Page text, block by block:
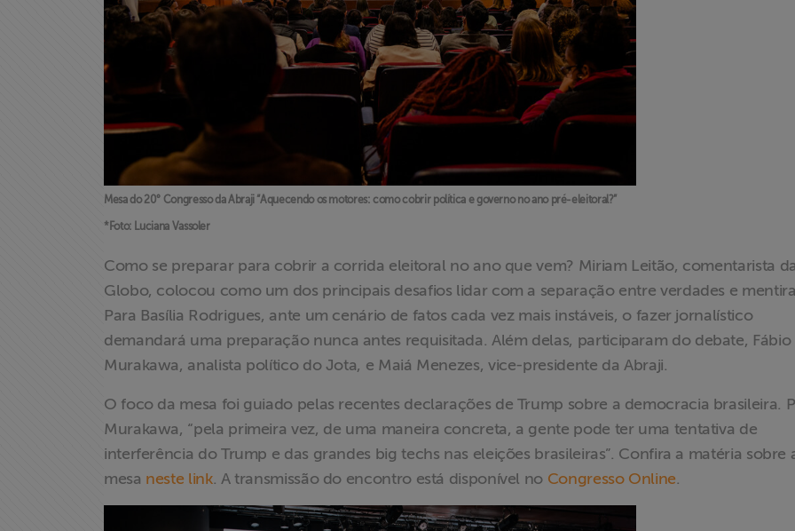
Documentários
>> Conteúdo
exclusivo para
Assine a nossa
Fale Conosco
Mesa do 20° Congresso da Abraji “Aquecendo os motores: como cobrir política e governo no ano pré-eleitoral?”
*Foto: Luciana Vassoler
Como se preparar para cobrir a corrida eleitoral no ano que vem? Miriam Leitão, comentarista
Globo, colocou como um dos principais desafios lidar com a separação entre verdades e
Para Basília Rodrigues, ante um cenário de fatos cada vez mais instáveis, o fazer jornalístico
demandará uma preparação nunca antes requisitada. Além delas, participaram do debate, Fábio
Murakawa, analista político do Jota, e Maiá Menezes, vice-presidente da Abraji.
O foco da mesa foi guiado pelas recentes declarações de Trump sobre a democracia brasileira.
Murakawa, “pela primeira vez, de uma maneira concreta, a gente pode ter uma tentativa de
interferência do Trump e das grandes big techs nas eleições brasileiras”. Confira a matéria sobre
mesa neste link. A transmissão do encontro está disponível no Congresso Online.